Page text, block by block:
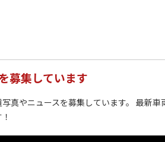
募集しています
真やニュースを募集しています。 最新